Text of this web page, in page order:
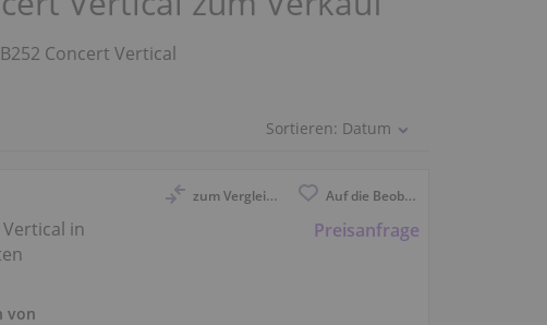
Concert Vertical
Sortieren: Datum
zum Vergleich anmelden Auf die Beobachtungsliste
Preisanfrage
in
von